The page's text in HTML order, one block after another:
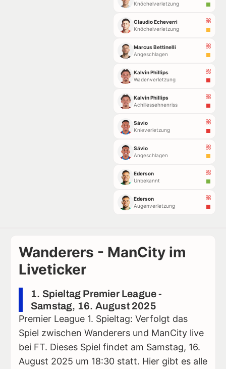
Knöchelverletzung
Claudio Echeverri
Knöchelverletzung
Marcus Bettinelli
Angeschlagen
Kalvin Phillips
Wadenverletzung
Kalvin Phillips
Achillessehnenriss
Sávio
Knieverletzung
Sávio
Angeschlagen
Ederson
Unbekannt
Ederson
Augenverletzung
Wanderers - ManCity im
Liveticker
1. Spieltag Premier League -
Samstag, 16. August 2025
Premier League 1. Spieltag: Verfolgt das
Spiel zwischen Wanderers und ManCity live
bei FT. Dieses Spiel findet am Samstag, 16.
August 2025 um 18:30 statt. Hier gibt es alle